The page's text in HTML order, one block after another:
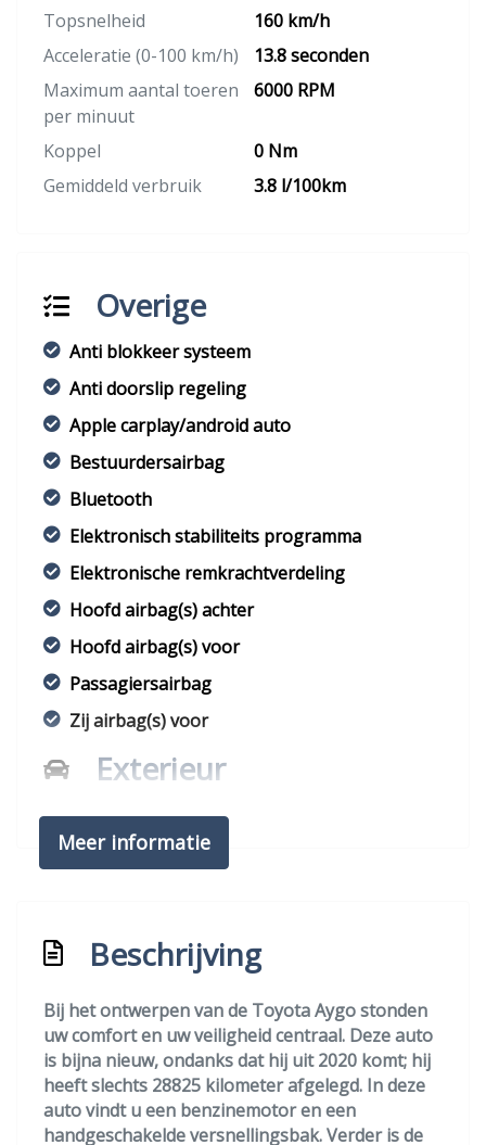
Topsnelheid
160 km/h
Acceleratie (0-100 km/h)
13.8 seconden
Maximum aantal toeren
per minuut
6000 RPM
Koppel
0 Nm
Gemiddeld verbruik
3.8 l/100km
Overige
Anti blokkeer systeem
Anti doorslip regeling
Apple carplay/android auto
Bestuurdersairbag
Bluetooth
Elektronisch stabiliteits programma
Elektronische remkrachtverdeling
Hoofd airbag(s) achter
Hoofd airbag(s) voor
Passagiersairbag
Zij airbag(s) voor
Exterieur
Achterruitwisser
Buitenspiegels elektrisch verstel- en
Buitenspiegels in carrosseriekleur
Centrale vergrendeling met
afstandsbediening
Led achterlichten
Led dagrijverlichting
Meer informatie
Beschrijving
Bij het ontwerpen van de Toyota Aygo stonden
uw comfort en uw veiligheid centraal. Deze auto
is bijna nieuw, ondanks dat hij uit 2020 komt; hij
heeft slechts 28825 kilometer afgelegd. In deze
auto vindt u een benzinemotor en een
handgeschakelde versnellingsbak. Verder is de